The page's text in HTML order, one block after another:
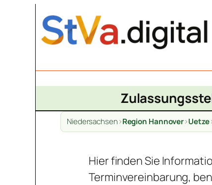
springen
Niedersachsen>Region Hannover>Uetze
Hier finden Sie
Terminvereinbarung,